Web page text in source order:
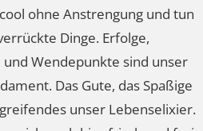
ohne Anstrengung und tun
Dinge. Erfolge,
Wendepunkte sind unser
Das Gute, das Spaßige
unser Lebenselixier.